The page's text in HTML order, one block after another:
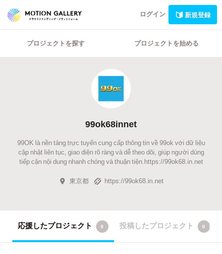
ログイン 新規登録
プロジェクトを探す プロジェクトを始める
99ok68innet
99OK là nền tảng trực tuyến cung cấp thông tin về 99ok với dữ liệu
cập nhật liên tục, giao diện rõ ràng và dễ theo dõi, giúp người dùng
tiếp cận nội dung nhanh chóng và thuận tiện.https://99ok68.in.net
東京都 https://99ok68.in.net
応援したプロジェクト 0 投稿したプロジェクト 0